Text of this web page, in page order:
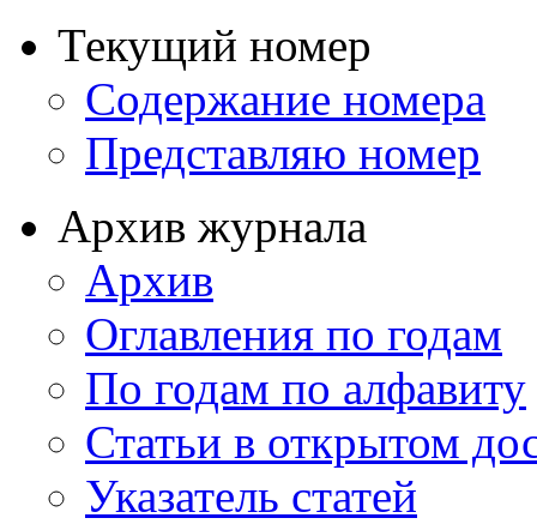
Текущий номер
Содержание номера
Представляю номер
Архив журнала
Архив
Оглавления по годам
По годам по алфавиту
Статьи в открытом
Указатель статей